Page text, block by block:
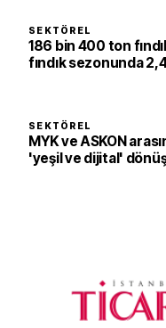
SEKTÖREL
186 bin 400 ton
fındık sezonunda
SEKTÖREL
MYK ve ASKON
'yeşil ve dijital'